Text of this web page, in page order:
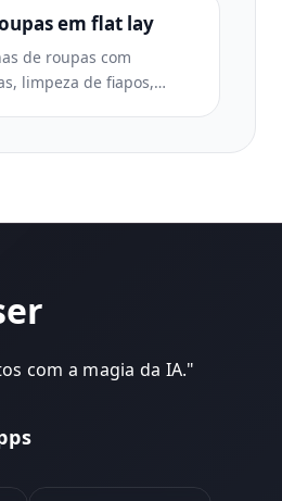
estilizados.
em flat lay
de roupas com
limpeza de fiapos,
com a magia da IA."